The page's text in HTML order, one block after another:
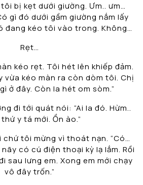
bị kẹt dưới giường. Ưm.. ưm…
gì đó dưới gầm giường nắm lấy
đang kéo tôi vào trong. Không…
Rẹt…
kéo rẹt. Tôi hét lên khiếp đảm.
vừa kéo màn ra còn dòm tôi. Chị
ở đây. Còn la hét om sòm.”
đi tới quát nói: “Ai la đó. Hừm..
y tá mới. Ồn ào.”
chứ tôi mừng vì thoát nạn. “Có…
có cú điện thoại kỳ lạ lắm. Rồi
sau lưng em. Xong em mới chạy
vô đây trốn.”